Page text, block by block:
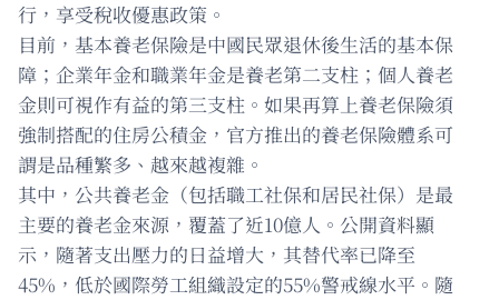
行，享受稅收優惠政策。
目前，基本養老保險是中國民眾退休後生活的基本保
障；企業年金和職業年金是養老第二支柱；個人養老
金則可視作有益的第三支柱。如果再算上養老保險須
強制搭配的住房公積金，官方推出的養老保險體系可
謂是品種繁多、越來越複雜。
其中，公共養老金（包括職工社保和居民社保）是最
主要的養老金來源，覆蓋了近10億人。公開資料顯
示，隨著支出壓力的日益增大，其替代率已降至
45%，低於國際勞工組織設定的55%警戒線水平。隨